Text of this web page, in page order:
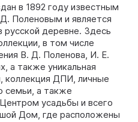
в 1892 году известным
Поленовым и является
деревне. Здесь
в том числе
В. Д. Поленова, И. Е.
а также уникальная
коллекция ДПИ, личные
семьи, а также
усадьбы и всего
Дом, где расположены